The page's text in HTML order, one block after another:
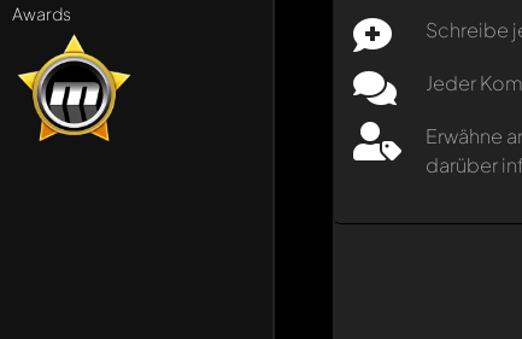
Awards
Schreibe
Jeder
Erwähne
darüber